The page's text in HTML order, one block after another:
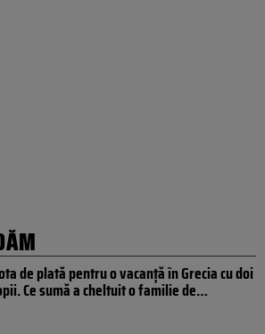
de plată pentru o vacanță în Grecia cu doi
Ce sumă a cheltuit o familie de…